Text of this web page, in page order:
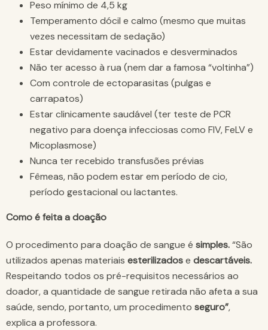
Peso mínimo de 4,5 kg
Temperamento dócil e calmo (mesmo que muitas
vezes necessitam de sedação)
Estar devidamente vacinados e desverminados
Não ter acesso à rua (nem dar a famosa “voltinha”)
Com controle de ectoparasitas (pulgas e
carrapatos)
Estar clinicamente saudável (ter teste de PCR
negativo para doença infecciosas como FIV, FeLV e
Micoplasmose)
Nunca ter recebido transfusões prévias
Fêmeas, não podem estar em período de cio,
período gestacional ou lactantes.
Como é feita a doação
O procedimento para doação de sangue é simples.“São
utilizados apenas materiais esterilizadose descartáveis.
Respeitando todos os pré-requisitos necessários ao
doador, a quantidade de sangue retirada não afeta a sua
saúde, sendo, portanto, um procedimento seguro”,
explica a professora.